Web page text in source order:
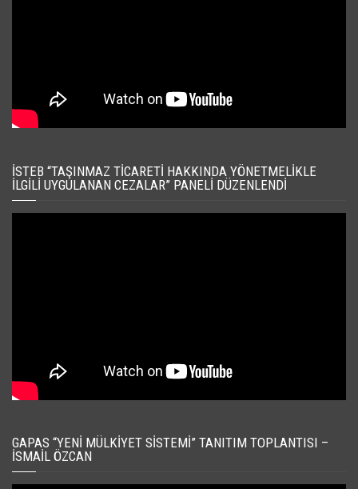
İSTEB “TAŞINMAZ TICARETI HAKKINDA YÖNETMELIKLE
İLGILI UYGULANAN CEZALAR” PANELI DÜZENLENDI
GAPAS “YENI MÜLKIYET SISTEMI” TANITIM TOPLANTISI –
İSMAIL ÖZCAN